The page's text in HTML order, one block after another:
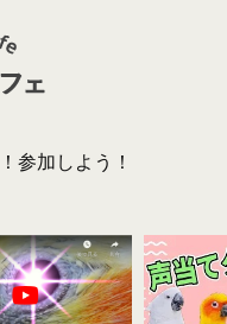
参加しよう！